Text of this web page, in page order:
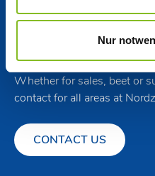
Nur
Get in touch
You have questions? You
Whether for sales, beet or
contact for all areas at
CONTACT US